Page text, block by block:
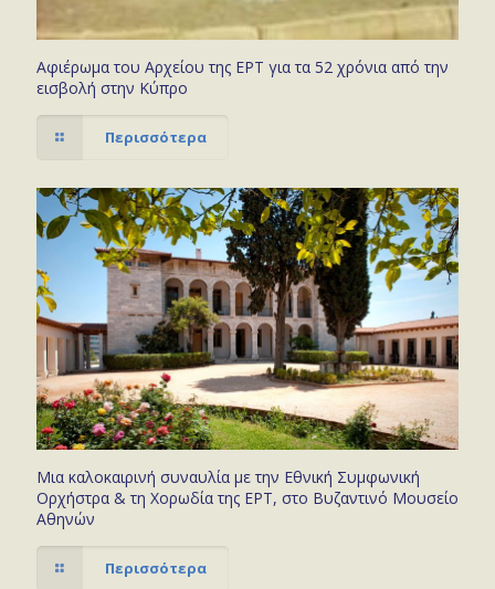
Αφιέρωμα του Αρχείου της ΕΡΤ για τα 52 χρόνια από την
εισβολή στην Κύπρο
Περισσότερα
Μια καλοκαιρινή συναυλία με την Εθνική Συμφωνική
Ορχήστρα & τη Χορωδία της ΕΡΤ, στο Βυζαντινό Μουσείο
Αθηνών
Περισσότερα